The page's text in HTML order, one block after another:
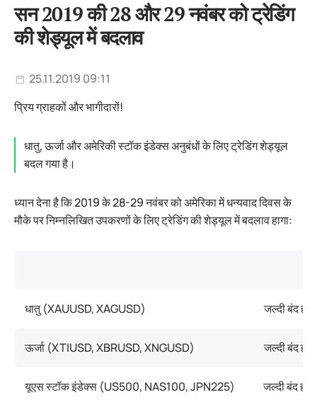
सन 2019 की 28 और 29 नवंबर को ट्रेडिंग
की शेड्यूल में बदलाव
25.11.2019 09:11
प्रिय ग्राहकों और भागीदारों!
धातु, ऊर्जा और अमेरिकी स्टॉक इंडेक्स अनुबंधों के लिए ट्रेडिंग शेड्यूल
बदल गया है।
ध्यान देना है कि 2019 के 28-29 नवंबर को अमेरिका में धन्यवाद दिवस के
मौके पर निम्नलिखित उपकरणों के लिए ट्रेडिंग की शेड्यूल में बदलाव हागा:
धातु (XAUUSD, XAGUSD) जल्दी बंद हो
ऊर्जा (XTIUSD, XBRUSD, XNGUSD) जल्दी बंद हो
यूएस स्टॉक इंडेक्स (US500, NAS100, JPN225) जल्दी बंद हो